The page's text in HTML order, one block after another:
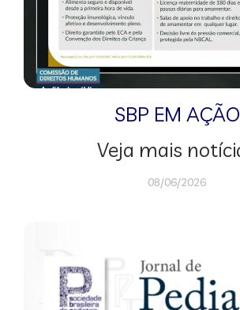
SBP EM AÇÃO
Veja mais
08/06/2026